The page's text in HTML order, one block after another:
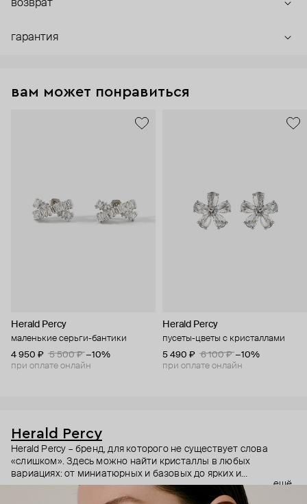
возврат
гарантия
вам может понравиться
Herald Percy
маленькие серьги-бантики
4 950 ₽
5 500 ₽ −10%
при оплате онлайн
Herald Percy
пусеты-цветы с кристаллами
5 490 ₽
6 100 ₽ −10%
при оплате онлайн
Herald Percy
Herald Percy – бренд, для которого не существует слова
«слишком». Здесь можно найти кристаллы в любых
вариациях: от миниатюрных и базовых до ярких и
массивных, которые сразу становятся главным элементом
образа. Героиня бренда – девушка из мегаполиса, которой
ещё